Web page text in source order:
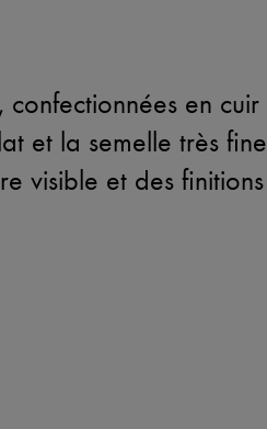
en cuir
et la semelle très fine
visible et des finitions